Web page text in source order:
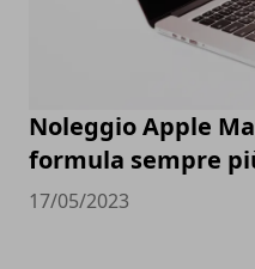
Noleggio Apple
formula sempre
17/05/2023